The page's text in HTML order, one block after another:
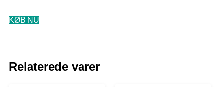
KØB NU
Relaterede varer